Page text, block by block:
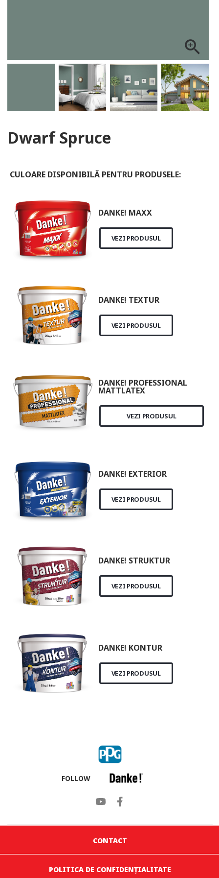
zoom_in
Dwarf Spruce
CULOARE DISPONIBILĂ PENTRU PRODUSELE:
DANKE! MAXX
VEZI PRODUSUL
DANKE! TEXTUR
VEZI PRODUSUL
DANKE! PROFESSIONAL
MATTLATEX
VEZI PRODUSUL
DANKE! EXTERIOR
VEZI PRODUSUL
DANKE! STRUKTUR
VEZI PRODUSUL
DANKE! KONTUR
VEZI PRODUSUL
FOLLOW
CONTACT
POLITICA DE CONFIDENȚIALITATE